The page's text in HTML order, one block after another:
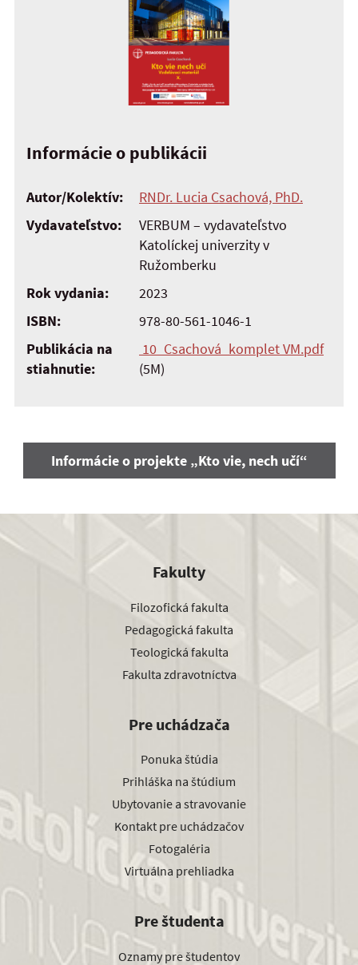
Informácie o publikácii
Autor/Kolektív:
RNDr. Lucia Csachová, PhD.
Vydavateľstvo:
VERBUM – vydavateľstvo
Katolíckej univerzity v
Ružomberku
Rok vydania:
2023
ISBN:
978-80-561-1046-1
Publikácia na
stiahnutie:
10_Csachová_komplet VM.pdf
(5M)
Informácie o projekte „Kto vie, nech učí“
Fakulty
Filozofická fakulta
Pedagogická fakulta
Teologická fakulta
Fakulta zdravotníctva
Pre uchádzača
Ponuka štúdia
Prihláška na štúdium
Ubytovanie a stravovanie
Kontakt pre uchádzačov
Fotogaléria
Virtuálna prehliadka
Pre študenta
Oznamy pre študentov